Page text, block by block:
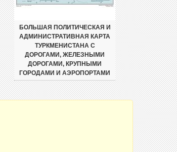
БОЛЬШАЯ ПОЛИТИЧЕСКАЯ И
АДМИНИСТРАТИВНАЯ КАРТА
ТУРКМЕНИСТАНА С
ДОРОГАМИ, ЖЕЛЕЗНЫМИ
ДОРОГАМИ, КРУПНЫМИ
ГОРОДАМИ И АЭРОПОРТАМИ